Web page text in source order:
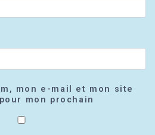
mon e-mail et mon site
mon prochain